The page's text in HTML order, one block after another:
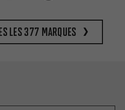
les 377 marques